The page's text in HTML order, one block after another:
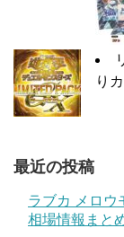
り
最近の投稿
ラブカ メロウ
相場情報まと